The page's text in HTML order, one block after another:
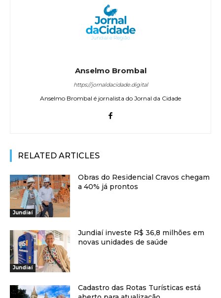
Anselmo Brombal
https://jornaldacidade.digital
Anselmo Brombal é jornalista do Jornal da Cidade
RELATED ARTICLES
Jundiaí
Obras do Residencial Cravos chegam
a 40% já prontos
Jundiaí
Jundiaí investe R$ 36,8 milhões em
novas unidades de saúde
Cadastro das Rotas Turísticas está